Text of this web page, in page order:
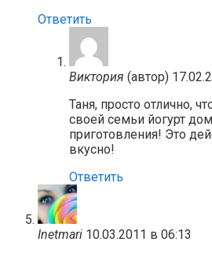
Ответить
Виктория (автор)
Таня, просто отлично,
своей семьи йогурт
приготовления! Это
вкусно!
Ответить
Inetmari 10.03.2011 в 06:13